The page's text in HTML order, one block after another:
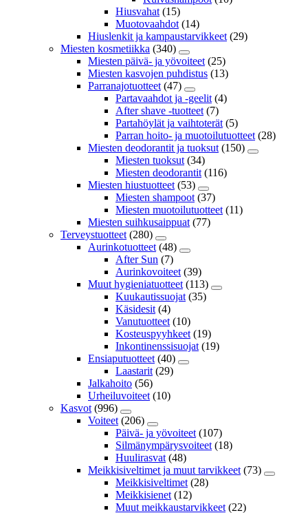
Hiusvahat (15)
Muotovaahdot (14)
Hiuslenkit ja kampaustarvikkeet (29)
Miesten kosmetiikka (340)
Miesten päivä- ja yövoiteet (25)
Miesten kasvojen puhdistus (13)
Parranajotuotteet (47)
Partavaahdot ja -geelit (4)
After shave -tuotteet (7)
Partahöylät ja vaihtoterät (5)
Parran hoito- ja muotoilutuotteet (28)
Miesten deodorantit ja tuoksut (150)
Miesten tuoksut (34)
Miesten deodorantit (116)
Miesten hiustuotteet (53)
Miesten shampoot (37)
Miesten muotoilutuotteet (11)
Miesten suihkusaippuat (77)
Terveystuotteet (280)
Aurinkotuotteet (48)
After Sun (7)
Aurinkovoiteet (39)
Muut hygieniatuotteet (113)
Kuukautissuojat (35)
Käsidesit (4)
Vanutuotteet (10)
Kosteuspyyhkeet (19)
Inkontinenssisuojat (19)
Ensiaputuotteet (40)
Laastarit (29)
Jalkahoito (56)
Urheiluvoiteet (10)
Kasvot (996)
Voiteet (206)
Päivä- ja yövoiteet (107)
Silmänympärysvoiteet (18)
Huulirasvat (48)
Meikkisiveltimet ja muut tarvikkeet (73)
Meikkisiveltimet (28)
Meikkisienet (12)
Muut meikkaustarvikkeet (22)